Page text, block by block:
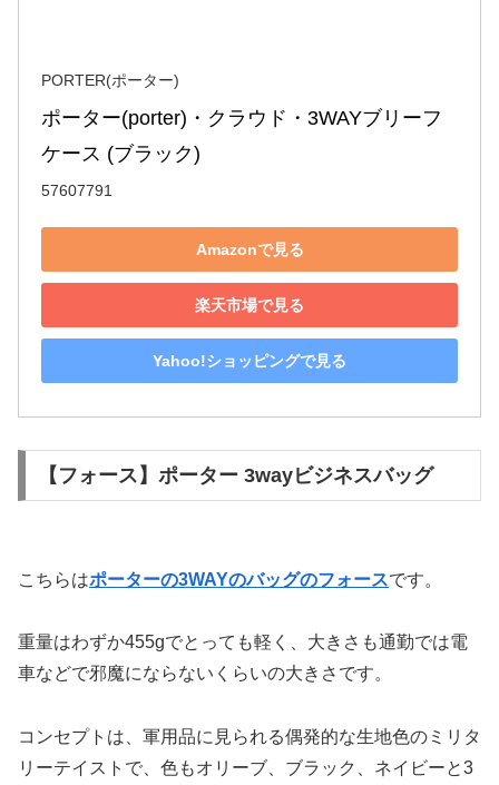
PORTER(ポーター)
ポーター(porter)・クラウド・3WAYブリーフ
ケース (ブラック)
57607791
Amazonで見る
楽天市場で見る
Yahoo!ショッピングで見る
【フォース】ポーター 3wayビジネスバッグ
こちらはポーターの3WAYのバッグのフォースです。
重量はわずか455gでとっても軽く、大きさも通勤では電
車などで邪魔にならないくらいの大きさです。
コンセプトは、軍用品に見られる偶発的な生地色のミリタ
リーテイストで、色もオリーブ、ブラック、ネイビーと3